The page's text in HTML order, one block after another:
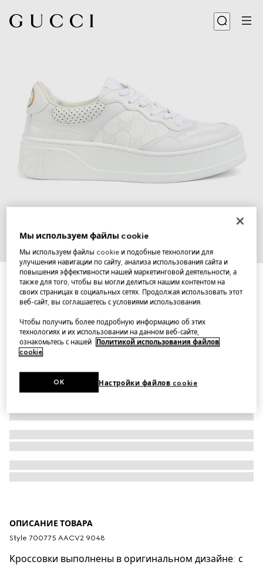
6
Женские кроссовки GG
ОПИСАНИЕ ТОВАРА
Style ‎700775 AACV2 9048
Кроссовки выполнены в оригинальном дизайне: с
Мы используем файлы cookie
Мы используем файлы cookie и подобные технологии для
улучшения навигации по сайту, анализа использования сайта и
повышения эффективности нашей маркетинговой деятельности, а
также для того, чтобы вы могли делиться нашим контентом на
своих страницах в социальных сетях. Продолжая использовать этот
веб-сайт, вы соглашаетесь с условиями использования.
Чтобы получить более подробную информацию об этих
технологиях и их использовании на данном веб-сайте,
ознакомьтесь с нашей
Политикой использования файлов
cookie.
Настройки файлов cookie
OK